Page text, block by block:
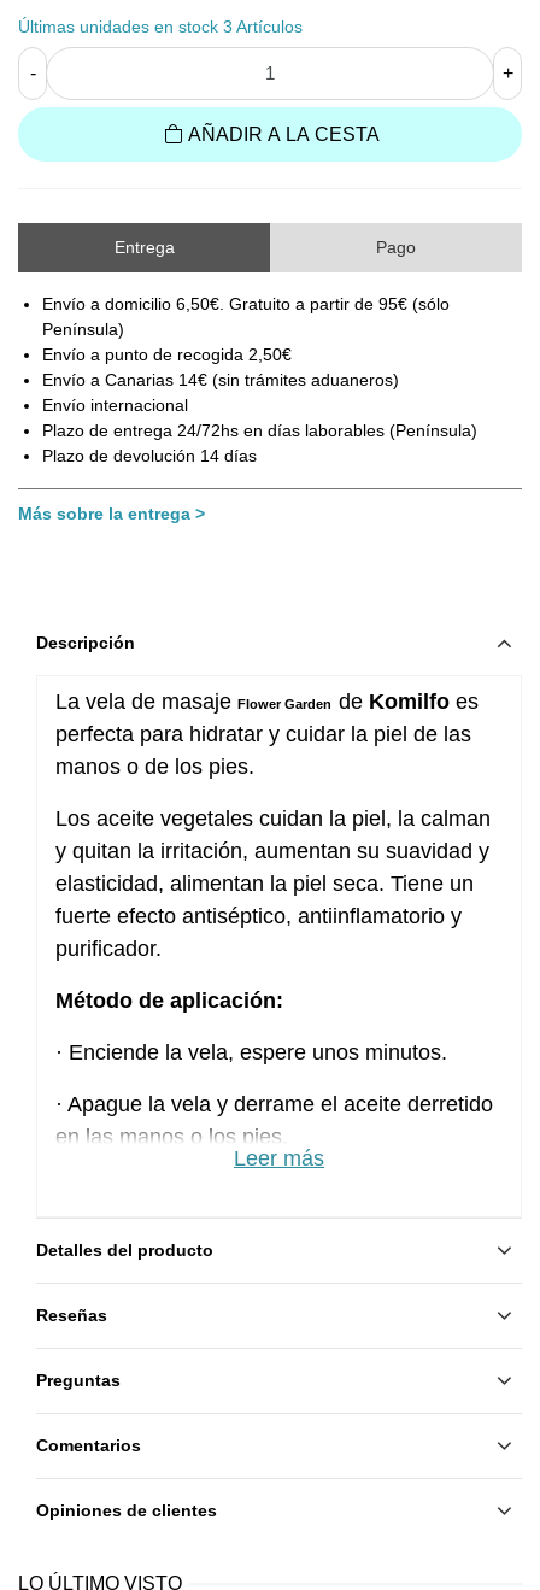
Últimas unidades en stock 3 Artículos
- +
AÑADIR A LA CESTA
Entrega Pago
Envío a domicilio 6,50€. Gratuito a partir de 95€ (sólo
Península)
Envío a punto de recogida 2,50€
Envío a Canarias 14€ (sin trámites aduaneros)
Envío internacional
Plazo de entrega 24/72hs en días laborables (Península)
Plazo de devolución 14 días
Más sobre la entrega
Descripción
La vela de masaje Flower Garden de Komilfo es
perfecta para hidratar y cuidar la piel de las
manos o de los pies.
Los aceite vegetales cuidan la piel, la calman
y quitan la irritación, aumentan su suavidad y
elasticidad, alimentan la piel seca. Tiene un
fuerte efecto antiséptico, antiinflamatorio y
purificador.
Método de aplicación:
· Enciende la vela, espere unos minutos.
· Apague la vela y derrame el aceite derretido
en las manos o los pies.
· Quite el exceso con una toallita de papel.
Contenido:30 gr.
Leer más
Detalles del producto
Reseñas
Preguntas
Comentarios
Opiniones de clientes
LO ÚLTIMO VISTO